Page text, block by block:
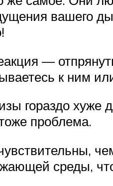
вашего
—
к ним
гораздо хуже
проблема.
среды,